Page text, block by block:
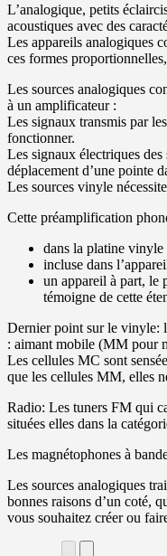
L’analogique, petits
acoustiques avec des
Les appareils analogiques
ces formes
Les sources analogiques
à un amplificateur :
Les signaux transmis par
fonctionner.
Les signaux électriques
déplacement d’une pointe
Les sources vinyle
Cette préamplification
dans la platine vinyle
incluse dans
un appareil à part, le
témoigne de cette
Dernier point sur le vinyle:
: aimant mobile (MM pour
Les cellules MC sont
que les cellules MM, elles
Radio: Les tuners FM qui
situées elles dans la
Les magnétophones à
Les sources analogiques
bonnes raisons d’un coté,
vous souhaitez créer ou